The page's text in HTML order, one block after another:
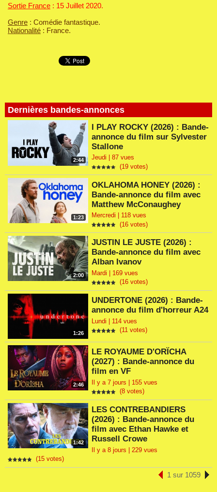
Dernières bandes-annonces
2:44
I PLAY ROCKY (2026) : Bande-
annonce du film sur Sylvester
Stallone
Jeudi | 87 vues
(19 votes)
1:23
OKLAHOMA HONEY (2026) :
Bande-annonce du film avec
Matthew McConaughey
Mercredi | 118 vues
(16 votes)
2:00
JUSTIN LE JUSTE (2026) :
Bande-annonce du film avec
Alban Ivanov
Mardi | 169 vues
(16 votes)
1:26
UNDERTONE (2026) : Bande-
annonce du film d'horreur A24
Lundi | 114 vues
(11 votes)
2:46
LE ROYAUME D'ORÏCHA
(2027) : Bande-annonce du
film en VF
Il y a 7 jours | 155 vues
(8 votes)
1:42
LES CONTREBANDIERS
(2026) : Bande-annonce du
film avec Ethan Hawke et
Russell Crowe
Il y a 8 jours | 229 vues
(15 votes)
1 sur 1059
Sortie France : 15 Juillet 2020.
Genre : Comédie fantastique.
Nationalité : France.